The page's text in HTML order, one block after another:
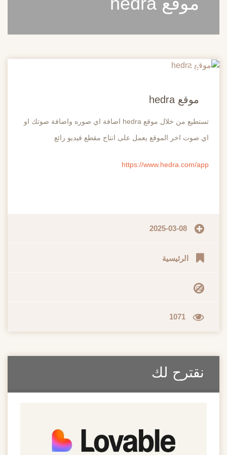
20
موقع hedra
تستطيع من خلال موقع hedra اضافة اي صوره واضافة صوتك او
اي صوت اخر الموقع يعمل على انتاج مقطع فيديو رائع
https://www.hedra.com/app
2025-03-08
الرئيسية
1071
نقترح لك